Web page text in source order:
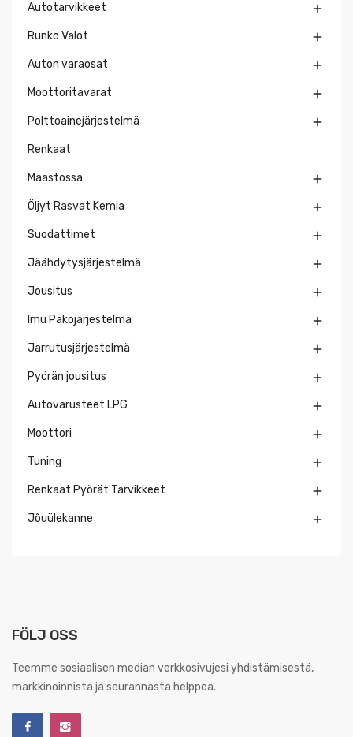
Autotarvikkeet 
Runko Valot 
Auton varaosat 
Moottoritavarat 
Polttoainejärjestelmä 
Renkaat
Maastossa 
Öljyt Rasvat Kemia 
Suodattimet 
Jäähdytysjärjestelmä 
Jousitus 
Imu Pakojärjestelmä 
Jarrutusjärjestelmä 
Pyörän jousitus 
Autovarusteet LPG 
Moottori 
Tuning 
Renkaat Pyörät Tarvikkeet 
Jõuülekanne 
FÖLJ OSS
Teemme sosiaalisen median verkkosivujesi yhdistämisestä,
markkinoinnista ja seurannasta helppoa.